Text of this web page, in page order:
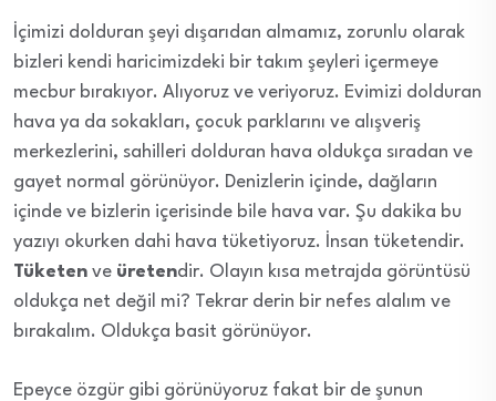
İçimizi dolduran şeyi dışarıdan almamız, zorunlu olarak
bizleri kendi haricimizdeki bir takım şeyleri içermeye
mecbur bırakıyor. Alıyoruz ve veriyoruz. Evimizi dolduran
hava ya da sokakları, çocuk parklarını ve alışveriş
merkezlerini, sahilleri dolduran hava oldukça sıradan ve
gayet normal görünüyor. Denizlerin içinde, dağların
içinde ve bizlerin içerisinde bile hava var. Şu dakika bu
yazıyı okurken dahi hava tüketiyoruz. İnsan tüketendir.
Tüketen ve üretendir. Olayın kısa metrajda görüntüsü
oldukça net değil mi? Tekrar derin bir nefes alalım ve
bırakalım. Oldukça basit görünüyor.
Epeyce özgür gibi görünüyoruz fakat bir de şunun